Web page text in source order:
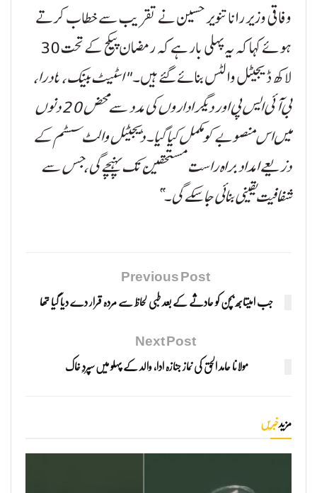
وفاقی وزیر رانا تنویر حسین نے تقریب سے خطاب کرتے
ہوئے کہا کہ یہ پہلی بار ہے کہ رمضان پیکج کے تحت 30
لاکھ ڈیجیٹل والٹس بنائے گئے ہیں۔"اسٹیٹ بینک، نادرا،
بی آئی ایس پی اور دیگر اداروں کی مدد سے محض 20 دنوں
میں اس منصوبے کو مکمل کیا گیا۔ ڈیجیٹل والٹ سسٹم کے
ذریعے امداد براہ راست مستحقین تک پہنچے گی، جس سے
شفافیت یقینی بنائی جا سکے گی۔”
Previous Post
جب امیتابھ بچن کو حادثے کے بعد طبی لحاظ سے مردہ قرار دے دیا گیا تھا
Next Post
مولانا حامد الحق کی نماز جنازہ ادا، والد کے پہلو میں سپردِ خاک
مزیدخبریں